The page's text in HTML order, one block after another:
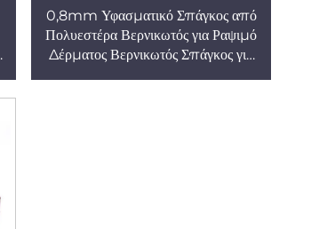
0,8mm Υφασματικό Σπάγκος από
Πολυεστέρα Βερνικωτός για Ραψιμό
Δέρματος Βερνικωτός Σπάγκος για